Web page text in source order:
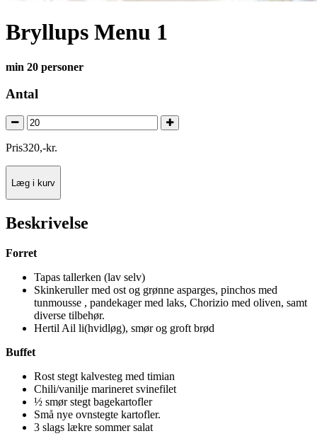
Bryllups Menu 1
min 20 personer
Antal
Pris320,-kr.
Læg i kurv
Beskrivelse
Forret
Tapas tallerken (lav selv)
Skinkeruller med ost og grønne asparges, pinchos med
tunmousse , pandekager med laks, Chorizio med oliven, samt
diverse tilbehør.
Hertil Ail li(hvidløg), smør og groft brød
Buffet
Rost stegt kalvesteg med timian
Chili/vanilje marineret svinefilet
½ smør stegt bagekartofler
Små nye ovnstegte kartofler.
3 slags lækre sommer salat